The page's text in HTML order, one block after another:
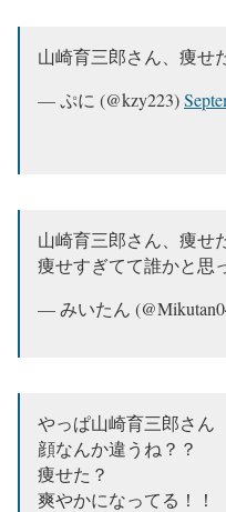
山崎育三郎さん、痩せ
— ぷに (@kzy223)
山崎育三郎さん、痩せ
痩せすぎてて誰かと思
— みいたん
やっぱ山崎育三郎さん
顔なんか違うね？？
痩せた？
爽やかになってる！！